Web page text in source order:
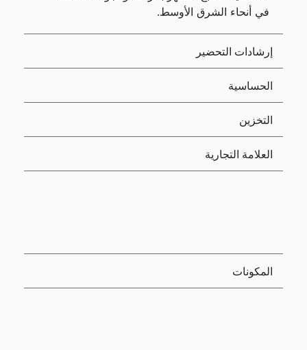
في أنحاء الشرق الأوسط.
إرشادات التحضير
الحساسية
التخزين
العلامة التجارية
المكونات